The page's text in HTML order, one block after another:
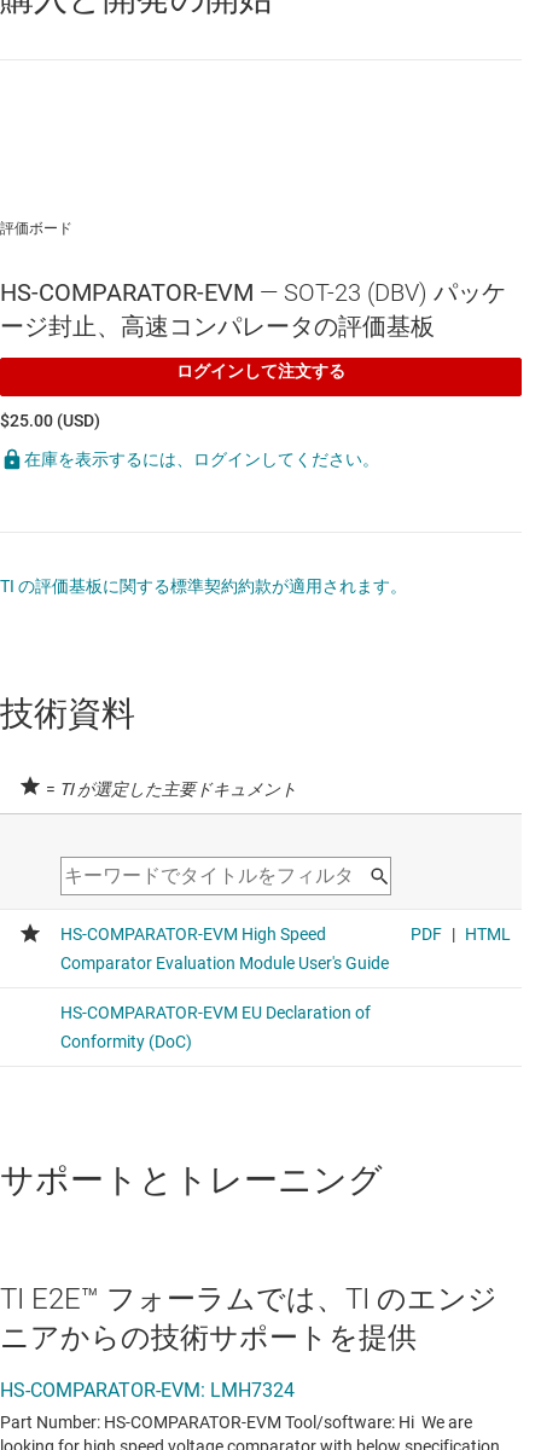
comparator with push-pull outputs
評価ボード
HS-COMPARATOR-EVM — SOT-23 (DBV) パッケ
ージ封止、高速コンパレータの評価基板
ログインして注文する
$25.00 (USD)
在庫を表示するには、ログインしてください。
TI の評価基板に関する標準契約約款が適用されます。
技術資料
= TI が選定した主要ドキュメント
サポートとトレーニング
TI E2E™ フォーラムでは、TI のエンジ
ニアからの技術サポートを提供